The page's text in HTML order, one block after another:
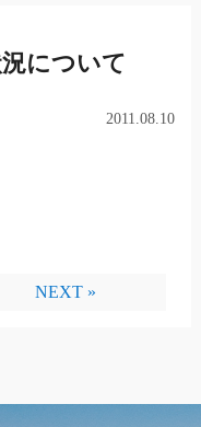
について
2011.08.10
NEXT »